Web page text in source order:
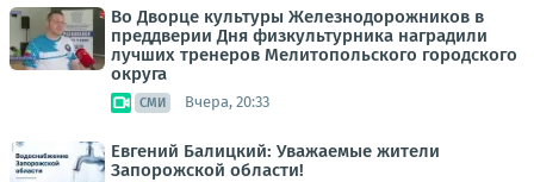
Во Дворце культуры Железнодорожников в
преддверии Дня физкультурника наградили
лучших тренеров Мелитопольского городского
округа
СМИ Вчера, 20:33
Евгений Балицкий: Уважаемые жители
Запорожской области!